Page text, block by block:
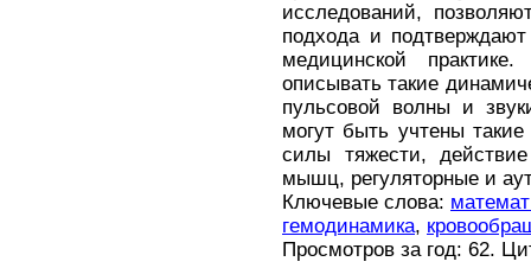
исследований,
подхода и
медицинской
описывать такие
пульсовой волны и
могут быть учтены
силы тяжести,
мышц, регуляторные и
Ключевые слова:
гемодинамика,
Просмотров за год: 62.